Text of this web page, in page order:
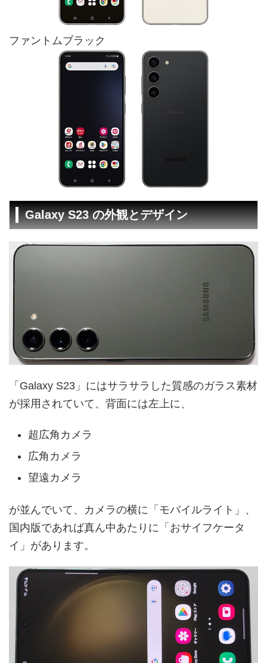
ファントムブラック
Galaxy S23 の外観とデザイン
「Galaxy S23」にはサラサラした質感のガラス素材
が採用されていて、背面には左上に、
超広角カメラ
広角カメラ
望遠カメラ
が並んでいて、カメラの横に「モバイルライト」、
国内版であれば真ん中あたりに「おサイフケータ
イ」があります。